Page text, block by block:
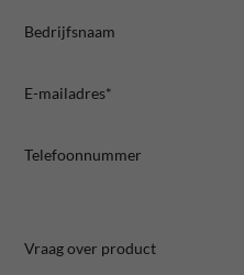
Bedrijfsnaam
E-mailadres*
Telefoonnummer
Vraag over product